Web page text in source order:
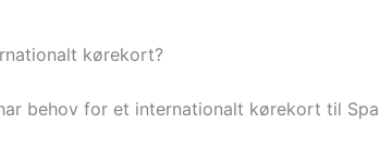
kørekort?
behov for et internationalt kørekort til